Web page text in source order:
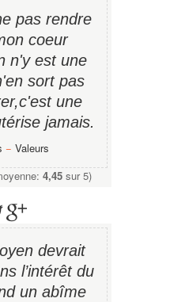
pas rendre
coeur
n'y est une
sort pas
une
jamais.
− Valeurs
4,45sur 5)
devrait
l’intérêt du
un abîme